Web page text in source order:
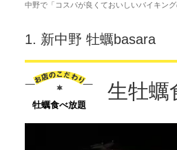
中野で「コスパが良くておいしいバイキン
1. 新中野 牡蠣basara
牡蠣食べ放題
生牡蠣